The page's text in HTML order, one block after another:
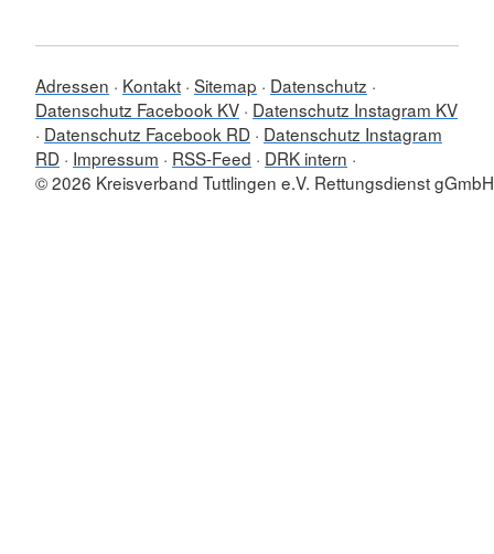
Adressen Kontakt Sitemap
Datenschutz
Datenschutz Facebook KV Datenschutz Instagram KV
Datenschutz Facebook RD Datenschutz Instagram
RD Impressum RSS-Feed
DRK intern
© 2026 Kreisverband Tuttlingen e.V. Rettungsdienst gGmbH